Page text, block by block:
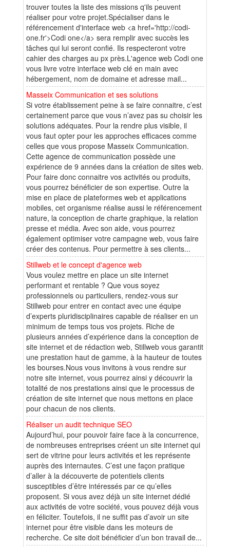
trouver toutes la liste des missions q'ils peuvent
réaliser pour votre projet.Spécialiser dans le
référencement d'interface web <a href='http://codi-
one.fr'>Codi one</a> sera remplir avec succès les
tâches qui lui seront confié. Ils respecteront votre
cahier des charges au px près.L'agence web Codi one
vous livre votre interface web clé en main avec
hébergement, nom de domaine et adresse mail...
Masseix Communication et ses solutions
Si votre établissement peine à se faire connaitre, c’est
certainement parce que vous n’avez pas su choisir les
solutions adéquates. Pour la rendre plus visible, il
vous faut opter pour les approches efficaces comme
celles que vous propose Masseix Communication.
Cette agence de communication possède une
expérience de 9 années dans la création de sites web.
Pour faire donc connaitre vos activités ou produits,
vous pourrez bénéficier de son expertise. Outre la
mise en place de plateformes web et applications
mobiles, cet organisme réalise aussi le référencement
nature, la conception de charte graphique, la relation
presse et média. Avec son aide, vous pourrez
également optimiser votre campagne web, vous faire
créer des contenus. Pour permettre à ses clients...
Stillweb et le concept d'agence web
Vous voulez mettre en place un site internet
performant et rentable ? Que vous soyez
professionnels ou particuliers, rendez-vous sur
Stillweb pour entrer en contact avec une équipe
d’experts pluridisciplinaires capable de réaliser en un
minimum de temps tous vos projets. Riche de
plusieurs années d’expérience dans la conception de
site internet et de rédaction web, Stillweb vous garantit
une prestation haut de gamme, à la hauteur de toutes
les bourses.Nous vous invitons à vous rendre sur
notre site internet, vous pourrez ainsi y découvrir la
totalité de nos prestations ainsi que le processus de
création de site internet que nous mettons en place
pour chacun de nos clients.
Réaliser un audit technique SEO
Aujourd’hui, pour pouvoir faire face à la concurrence,
de nombreuses entreprises créent un site internet qui
sert de vitrine pour leurs activités et les représente
auprès des internautes. C’est une façon pratique
d’aller à la découverte de potentiels clients
susceptibles d’être intéressés par ce qu’elles
proposent. Si vous avez déjà un site internet dédié
aux activités de votre société, vous pouvez déjà vous
en féliciter. Toutefois, il ne suffit pas d’avoir un site
internet pour être visible dans les moteurs de
recherche. Ce site doit bénéficier d’un bon travail de...